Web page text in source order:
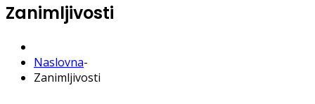
Zanimljivosti
Naslovna-
Zanimljivosti